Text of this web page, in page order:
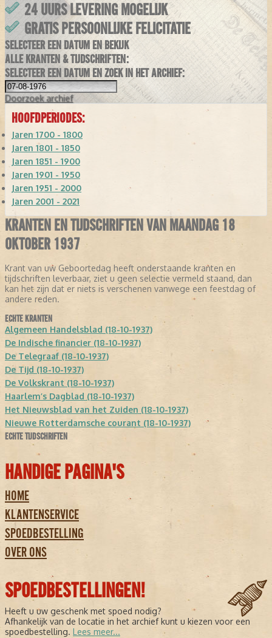
24 UURS LEVERING MOGELIJK
GRATIS PERSOONLIJKE FELICITATIE
SELECTEER EEN DATUM EN BEKIJK
ALLE KRANTEN & TIJDSCHRIFTEN:
SELECTEER EEN DATUM EN ZOEK IN HET ARCHIEF:
Doorzoek archief
HOOFDPERIODES:
Jaren 1700 - 1800
Jaren 1801 - 1850
Jaren 1851 - 1900
Jaren 1901 - 1950
Jaren 1951 - 2000
Jaren 2001 - 2021
KRANTEN EN TIJDSCHRIFTEN VAN MAANDAG 18
OKTOBER 1937
Krant van uw Geboortedag heeft onderstaande kranten en
tijdschriften leverbaar, ziet u geen selectie vermeld staand, dan
kan het zijn dat er niets is verschenen vanwege een feestdag of
andere reden.
ECHTE KRANTEN
Algemeen Handelsblad (18-10-1937)
De Indische financier (18-10-1937)
De Telegraaf (18-10-1937)
De Tijd (18-10-1937)
De Volkskrant (18-10-1937)
Haarlem’s Dagblad (18-10-1937)
Het Nieuwsblad van het Zuiden (18-10-1937)
Nieuwe Rotterdamsche courant (18-10-1937)
ECHTE TIJDSCHRIFTEN
HANDIGE PAGINA'S
HOME
KLANTENSERVICE
SPOEDBESTELLING
OVER ONS
SPOEDBESTELLINGEN!
Heeft u uw geschenk met spoed nodig?
Afhankelijk van de locatie in het archief kunt u kiezen voor een
spoedbestelling. Lees meer...